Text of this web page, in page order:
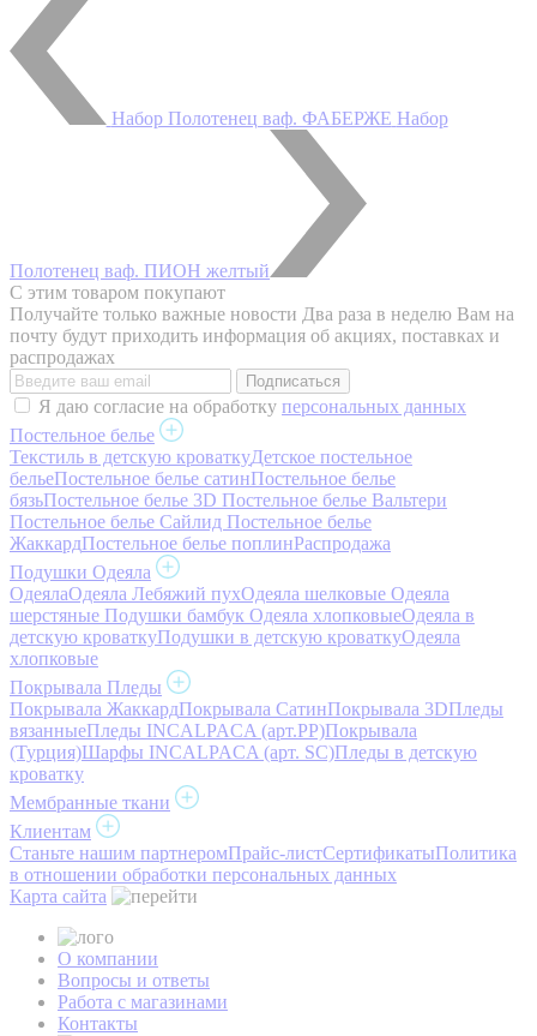
Набор Полотенец ваф. ФАБЕРЖЕ Набор
Полотенец ваф. ПИОН желтый
С этим товаром покупают
Получайте только важные новости Два раза в неделю Вам на
почту будут приходить информация об акциях, поставках и
распродажах
Я даю согласие на обработку персональных данных
Постельное белье
Текстиль в детскую кроваткуДетское постельное
бельеПостельное белье сатинПостельное белье
бязьПостельное белье 3D Постельное белье Вальтери
Постельное белье Сайлид Постельное белье
ЖаккардПостельное белье поплинРаспродажа
Подушки Одеяла
ОдеялаОдеяла Лебяжий пухОдеяла шелковые Одеяла
шерстяные Подушки бамбук Одеяла хлопковыеОдеяла в
детскую кроваткуПодушки в детскую кроваткуОдеяла
хлопковые
Покрывала Пледы
Покрывала ЖаккардПокрывала СатинПокрывала 3DПледы
вязанныеПледы INCALPACA (арт.PP)Покрывала
(Турция)Шарфы INCALPACA (арт. SC)Пледы в детскую
кроватку
Мембранные ткани
Клиентам
Станьте нашим партнеромПрайс-листСертификатыПолитика
в отношении обработки персональных данных
Карта сайта
О компании
Вопросы и ответы
Работа с магазинами
Контакты